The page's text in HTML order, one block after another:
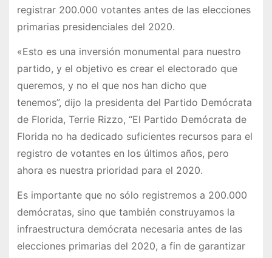
registrar 200.000 votantes antes de las elecciones
primarias presidenciales del 2020.
«Esto es una inversión monumental para nuestro
partido, y el objetivo es crear el electorado que
queremos, y no el que nos han dicho que
tenemos”, dijo la presidenta del Partido Demócrata
de Florida, Terrie Rizzo, “El Partido Demócrata de
Florida no ha dedicado suficientes recursos para el
registro de votantes en los últimos años, pero
ahora es nuestra prioridad para el 2020.
Es importante que no sólo registremos a 200.000
demócratas, sino que también construyamos la
infraestructura demócrata necesaria antes de las
elecciones primarias del 2020, a fin de garantizar